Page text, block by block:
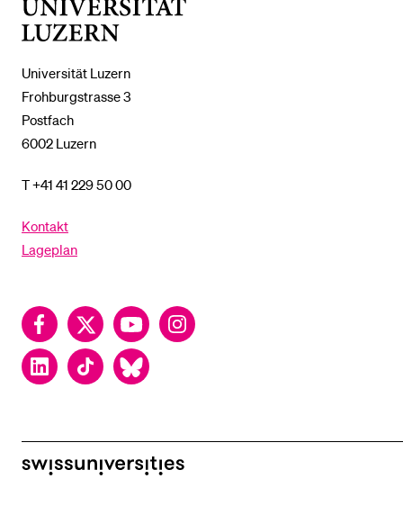
Universität Luzern
Frohburgstrasse 3
Postfach
6002 Luzern
T +41 41 229 50 00
Kontakt
Lageplan
FacebookTwitter YouTubeInstagram
LinkedInTikTok Bluesky
swissuniversities